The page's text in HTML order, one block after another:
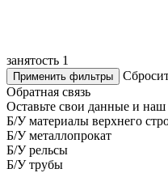
занятость 1
Применить фильтры
Обратная связь
Оставьте свои данные и
Б/У материалы верхнего
Б/У металлопрокат
Б/У рельсы
Б/У трубы